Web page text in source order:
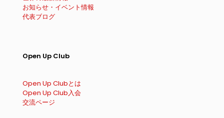
お知らせ・イベント情報
代表ブログ
Open Up Club
Open Up Clubとは
Open Up Club入会
交流ページ